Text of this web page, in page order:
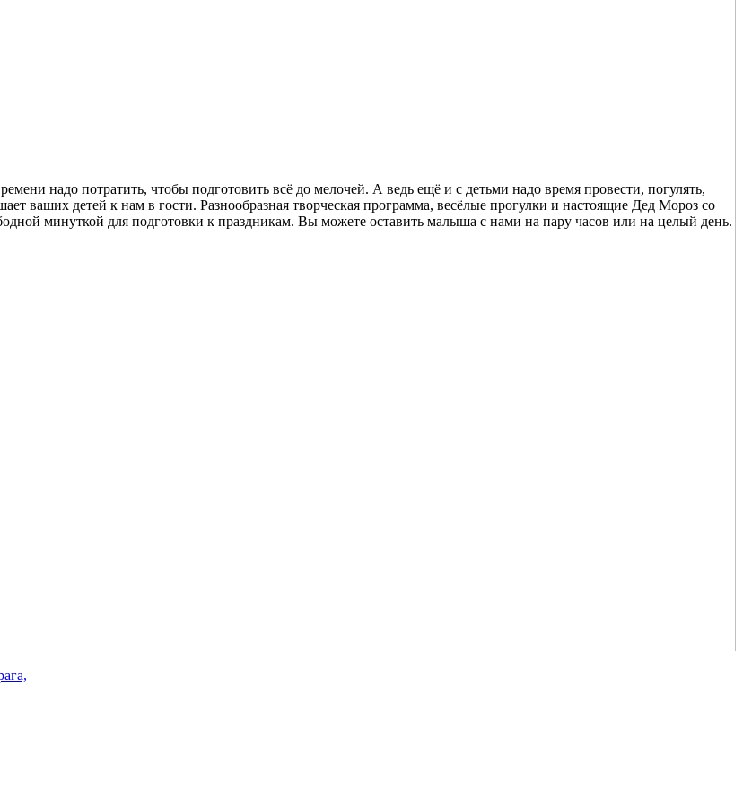
надо потратить, чтобы подготовить всё до мелочей. А ведь ещё и с детьми надо время провести, погулять,
ваших детей к нам в гости. Разнообразная творческая программа, весёлые прогулки и настоящие Дед Мороз со
минуткой для подготовки к праздникам. Вы можете оставить малыша с нами на пару часов или на целый день.